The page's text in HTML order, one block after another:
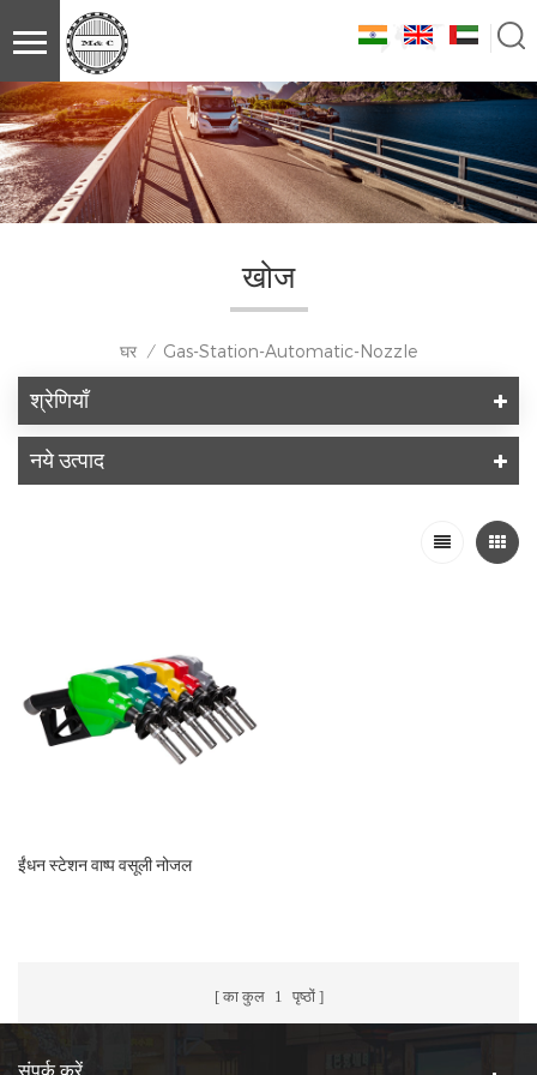
खोज
घर / Gas-Station-Automatic-Nozzle
श्रेणियाँ
नये उत्पाद
ईंधन स्टेशन वाष्प वसूली नोजल
का कुल 1 पृष्ठों